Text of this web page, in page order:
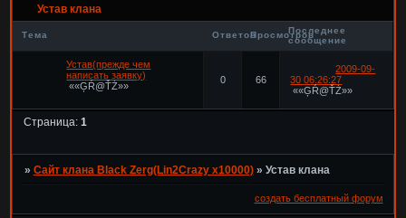
Устав клана
Тема ОтветовПросмотровПоследнее
сообщение
Устав(прежде чем
написать заявку)
««ĢŔ@ŤŻ»»
0 66
2009-09-
30 06:26:27
««ĢŔ@ŤŻ»»
Страница: 1
» Сайт клана Black Zerg(Lin2Crazy x10000) » Устав клана
создать бесплатный форум